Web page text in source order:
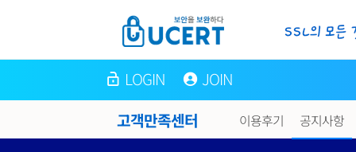
LOGIN
JOIN
고객만족센터
이용후기 공지사항